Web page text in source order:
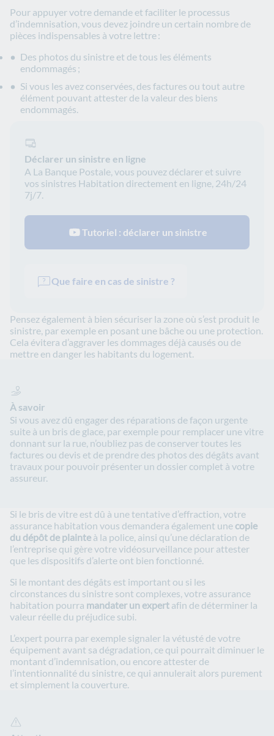
Pour appuyer votre demande et faciliter le processus
d’indemnisation, vous devez joindre un certain nombre de
pièces indispensables à votre lettre :
Des photos du sinistre et de tous les éléments
endommagés ;
Si vous les avez conservées, des factures ou tout autre
élément pouvant attester de la valeur des biens
endommagés.
Déclarer un sinistre en ligne
A La Banque Postale, vous pouvez déclarer et suivre
vos sinistres Habitation directement en ligne, 24h/24
7j/7.
Tutoriel : déclarer un sinistre
Que faire en cas de sinistre ?
Pensez également à bien sécuriser la zone où s’est produit le
sinistre, par exemple en posant une bâche ou une protection.
Cela évitera d’aggraver les dommages déjà causés ou de
mettre en danger les habitants du logement.
À savoir
Si vous avez dû engager des réparations de façon urgente
suite à un bris de glace, par exemple pour remplacer une vitre
donnant sur la rue, n’oubliez pas de conserver toutes les
factures ou devis et de prendre des photos des dégâts avant
travaux pour pouvoir présenter un dossier complet à votre
assureur.
Si le bris de vitre est dû à une tentative d’effraction, votre
assurance habitation vous demandera également une copie
du dépôt de plainte à la police, ainsi qu’une déclaration de
l’entreprise qui gère votre vidéosurveillance pour attester
que les dispositifs d’alerte ont bien fonctionné.
Si le montant des dégâts est important ou si les
circonstances du sinistre sont complexes, votre assurance
habitation pourra mandater un expert afin de déterminer la
valeur réelle du préjudice subi.
L’expert pourra par exemple signaler la vétusté de votre
équipement avant sa dégradation, ce qui pourrait diminuer le
montant d’indemnisation, ou encore attester de
l’intentionnalité du sinistre, ce qui annulerait alors purement
et simplement la couverture.